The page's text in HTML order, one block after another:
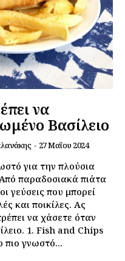
να
Βασίλειο
- 27 Μαΐου 2024
για την πλούσια
παραδοσιακά πιάτα
γεύσεις που μπορεί
και ποικίλες. Ας
να χάσετε όταν
1. Fish and Chips
πιο γνωστό...